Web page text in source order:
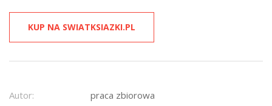
KUP NA SWIATKSIAZKI.PL
Autor: praca zbiorowa